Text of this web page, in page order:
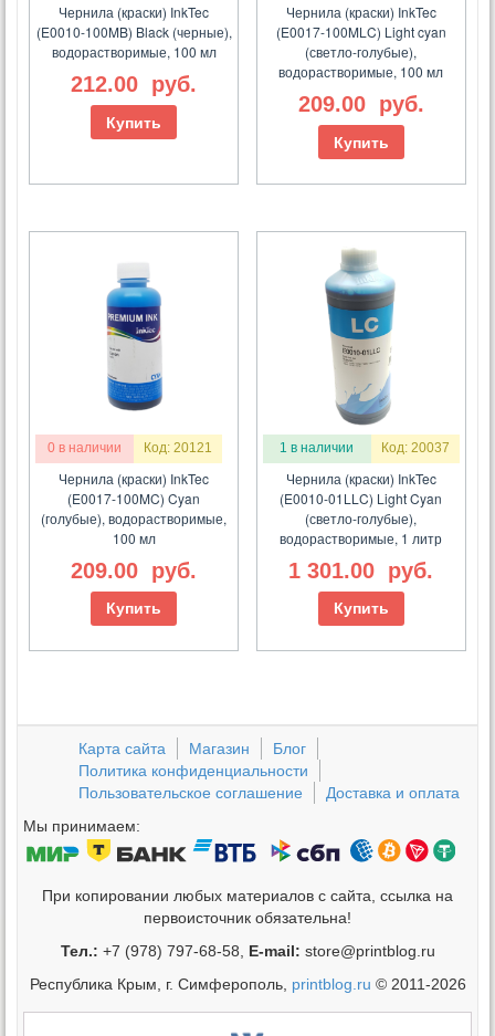
Чернила (краски) InkTec
(E0010-100MB) Black (черные),
водорастворимые, 100 мл
212.00 руб.
Купить
Чернила (краски) InkTec
(E0017-100MLC) Light cyan
(светло-голубые),
водорастворимые, 100 мл
209.00 руб.
Купить
0 в наличии Код: 20121
Чернила (краски) InkTec
(E0017-100MC) Cyan
(голубые), водорастворимые,
100 мл
209.00 руб.
Купить
1 в наличии Код: 20037
Чернила (краски) InkTec
(E0010-01LLC) Light Cyan
(светло-голубые),
водорастворимые, 1 литр
1 301.00 руб.
Купить
Карта сайта Магазин
Блог
Политика конфиденциальности
Пользовательское соглашение
Доставка и оплата
Мы принимаем:
При копировании любых материалов с сайта, ссылка на
первоисточник обязательна!
Тел.: +7 (978) 797-68-58, E-mail: store@printblog.ru
Республика Крым, г. Симферополь, printblog.ru © 2011-2026